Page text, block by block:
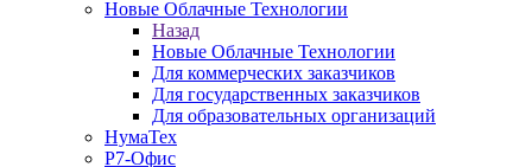
Новые Облачные Технологии
Назад
Новые Облачные Технологии
Для коммерческих заказчиков
Для государственных заказчиков
Для образовательных организаций
НумаТех
Р7-Офис